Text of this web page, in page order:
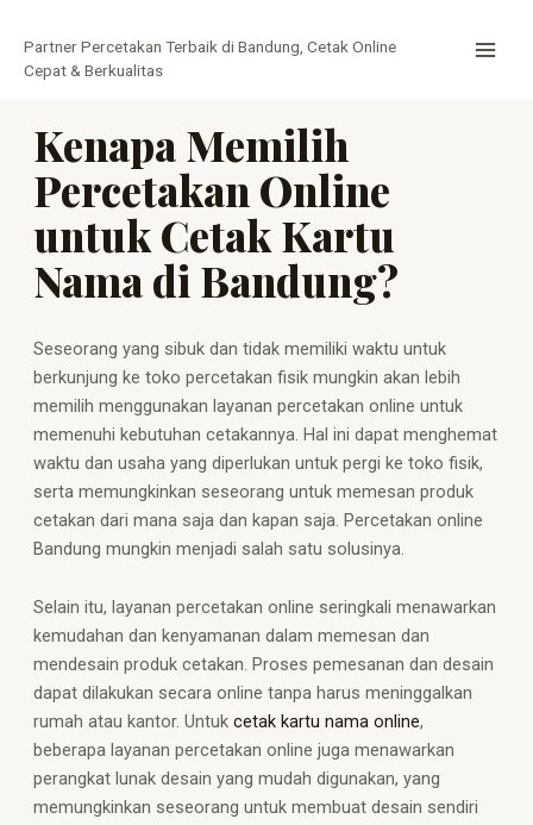
konten
Partner Percetakan Terbaik di Bandung, Cetak Online
Cepat & Berkualitas
Kenapa Memilih
Percetakan Online
untuk Cetak Kartu
Nama di Bandung?
Seseorang yang sibuk dan tidak memiliki waktu untuk
berkunjung ke toko percetakan fisik mungkin akan lebih
memilih menggunakan layanan percetakan online untuk
memenuhi kebutuhan cetakannya. Hal ini dapat menghemat
waktu dan usaha yang diperlukan untuk pergi ke toko fisik,
serta memungkinkan seseorang untuk memesan produk
cetakan dari mana saja dan kapan saja. Percetakan online
Bandung mungkin menjadi salah satu solusinya.
Selain itu, layanan percetakan online seringkali menawarkan
kemudahan dan kenyamanan dalam memesan dan
mendesain produk cetakan. Proses pemesanan dan desain
dapat dilakukan secara online tanpa harus meninggalkan
rumah atau kantor. Untuk cetak kartu nama online,
beberapa layanan percetakan online juga menawarkan
perangkat lunak desain yang mudah digunakan, yang
memungkinkan seseorang untuk membuat desain sendiri